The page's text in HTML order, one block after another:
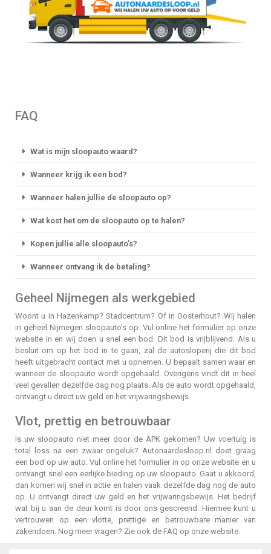
FAQ
Wat is mijn sloopauto waard?
Wanneer krijg ik een bod?
Wanneer halen jullie de sloopauto op?
Wat kost het om de sloopauto op te halen?
Kopen jullie alle sloopauto's?
Wanneer ontvang ik de betaling?
Geheel Nijmegen als werkgebied
Woont u in Hazenkamp? Stadcentrum? Of in Oosterhout? Wij halen
in geheel Nijmegen sloopauto’s op. Vul online het formulier op onze
website in en wij doen u snel een bod. Dit bod is vrijblijvend. Als u
besluit om op het bod in te gaan, zal de autosloperij die dit bod
heeft uitgebracht contact met u opnemen. U bepaalt samen waar en
wanneer de sloopauto wordt opgehaald. Overigens vindt dit in heel
veel gevallen dezelfde dag nog plaats. Als de auto wordt opgehaald,
ontvangt u direct uw geld en het vrijwaringsbewijs.
Vlot, prettig en betrouwbaar
Is uw sloopauto niet meer door de APK gekomen? Uw voertuig is
total loss na een zwaar ongeluk? Autonaardesloop.nl doet graag
een bod op uw auto. Vul online het formulier in op onze website en u
ontvangt snel een eerlijke bieding op uw sloopauto. Gaat u akkoord,
dan komen wij snel in actie en halen vaak dezelfde dag nog de auto
op. U ontvangt direct uw geld en het vrijwaringsbewijs. Het bedrijf
wat bij u aan de deur komt is door ons gescreend. Hiermee kunt u
vertrouwen op een vlotte, prettige en betrouwbare manier van
zakendoen. Nog meer vragen? Zie ook de FAQ op onze website.